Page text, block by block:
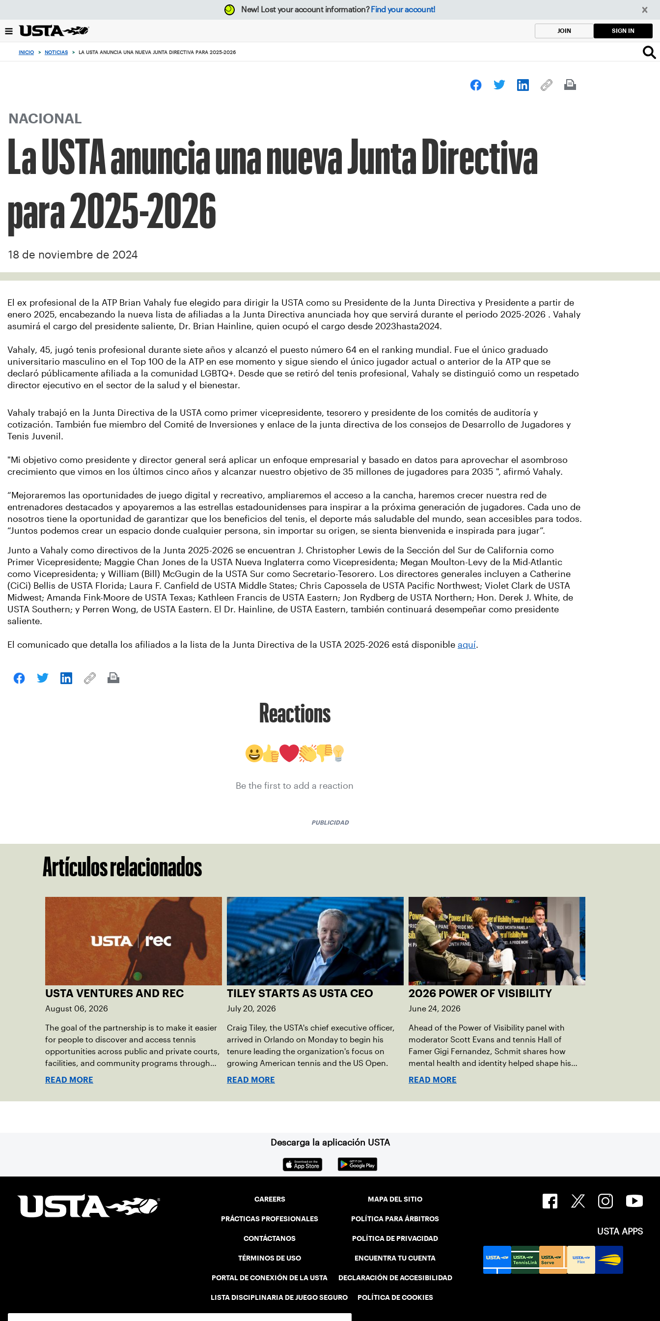
el
botón
New! Lost your account information? Find your account!
JOIN SIGN IN
INICIO > NOTICIAS > LA USTA ANUNCIA UNA NUEVA JUNTA DIRECTIVA PARA 2025-2026
NACIONAL
La USTA anuncia una nueva Junta Directiva
para 2025-2026
18 de noviembre de 2024
El ex profesional de la ATP Brian Vahaly fue elegido para dirigir la USTA como su Presidente de la Junta Directiva y Presidente a partir de
enero 2025, encabezando la nueva lista de afiliadas a la Junta Directiva anunciada hoy que servirá durante el periodo 2025-2026 . Vahaly
asumirá el cargo del presidente saliente, Dr. Brian Hainline, quien ocupó el cargo desde 2023hasta2024.
Vahaly, 45, jugó tenis profesional durante siete años y alcanzó el puesto número 64 en el ranking mundial. Fue el único graduado
universitario masculino en el Top 100 de la ATP en ese momento y sigue siendo el único jugador actual o anterior de la ATP que se
declaró públicamente afiliada a la comunidad LGBTQ+. Desde que se retiró del tenis profesional, Vahaly se distinguió como un respetado
director ejecutivo en el sector de la salud y el bienestar.
Vahaly trabajó en la Junta Directiva de la USTA como primer vicepresidente, tesorero y presidente de los comités de auditoría y
cotización. También fue miembro del Comité de Inversiones y enlace de la junta directiva de los consejos de Desarrollo de Jugadores y
Tenis Juvenil.
"Mi objetivo como presidente y director general será aplicar un enfoque empresarial y basado en datos para aprovechar el asombroso
crecimiento que vimos en los últimos cinco años y alcanzar nuestro objetivo de 35 millones de jugadores para 2035 ", afirmó Vahaly.
“Mejoraremos las oportunidades de juego digital y recreativo, ampliaremos el acceso a la cancha, haremos crecer nuestra red de
entrenadores destacados y apoyaremos a las estrellas estadounidenses para inspirar a la próxima generación de jugadores. Cada uno de
nosotros tiene la oportunidad de garantizar que los beneficios del tenis, el deporte más saludable del mundo, sean accesibles para todos.
“Juntos podemos crear un espacio donde cualquier persona, sin importar su origen, se sienta bienvenida e inspirada para jugar”.
Junto a Vahaly como directivos de la Junta 2025-2026 se encuentran J. Christopher Lewis de la Sección del Sur de California como
Primer Vicepresidente; Maggie Chan Jones de la USTA Nueva Inglaterra como Vicepresidenta; Megan Moulton-Levy de la Mid-Atlantic
como Vicepresidenta; y William (Bill) McGugin de la USTA Sur como Secretario-Tesorero. Los directores generales incluyen a Catherine
(CiCi) Bellis de USTA Florida; Laura F. Canfield de USTA Middle States; Chris Capossela de USTA Pacific Northwest; Violet Clark de USTA
Midwest; Amanda Fink-Moore de USTA Texas; Kathleen Francis de USTA Eastern; Jon Rydberg de USTA Northern; Hon. Derek J. White, de
USTA Southern; y Perren Wong, de USTA Eastern. El Dr. Hainline, de USTA Eastern, también continuará desempeñar como presidente
saliente.
El comunicado que detalla los afiliados a la lista de la Junta Directiva de la USTA 2025-2026 está disponible aquí.
Reactions
Be the first to add a reaction
PUBLICIDAD
Artículos relacionados
USTA VENTURES AND REC
August 06, 2026
The goal of the partnership is to make it easier
for people to discover and access tennis
opportunities across public and private courts,
facilities, and community programs through
one connected network.
READ MORE
TILEY STARTS AS USTA CEO
July 20, 2026
Craig Tiley, the USTA's chief executive officer,
arrived in Orlando on Monday to begin his
tenure leading the organization's focus on
growing American tennis and the US Open.
READ MORE
2026 POWER OF VISIBILITY
June 24, 2026
Ahead of the Power of Visibility panel with
moderator Scott Evans and tennis Hall of
Famer Gigi Fernandez, Schmit shares how
mental health and identity helped shape his
debut novel.
READ MORE
Descarga la aplicación USTA
CAREERS
PRÁCTICAS PROFESIONALES
CONTÁCTANOS
TÉRMINOS DE USO
PORTAL DE CONEXIÓN DE LA USTA
LISTA DISCIPLINARIA DE JUEGO SEGURO
MAPA DEL SITIO
POLÍTICA PARA ÁRBITROS
POLÍTICA DE PRIVACIDAD
ENCUENTRA TU CUENTA
DECLARACIÓN DE ACCESIBILIDAD
POLÍTICA DE COOKIES
USTA APPS